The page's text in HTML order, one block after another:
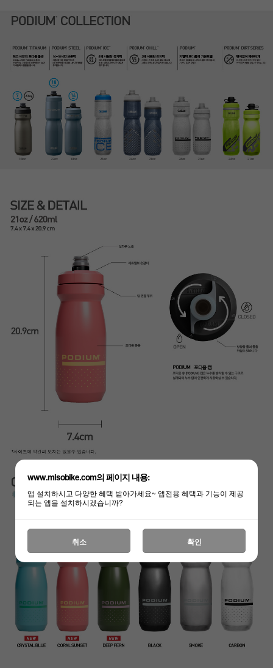
www.misobike.com의 페이지 내용:
앱 설치하시고 다양한 혜택 받아가세요~ 앱전용 혜택과 기능이 제공
되는 앱을 설치하시겠습니까?
취소 확인